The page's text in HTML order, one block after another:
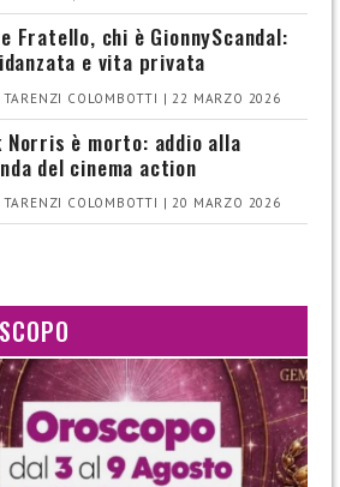
Fratello, chi è GionnyScandal:
e vita privata
COLOMBOTTI | 22 MARZO 2026
Norris è morto: addio alla
del cinema action
COLOMBOTTI | 20 MARZO 2026